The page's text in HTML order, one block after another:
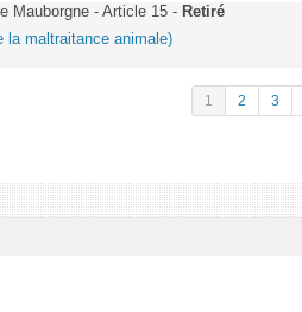
Mauborgne - Article 15 - Retiré
la maltraitance animale)
1 2 3